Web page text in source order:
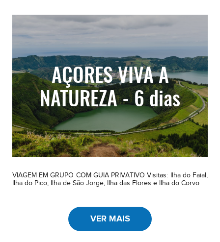
AÇORES VIVA A
NATUREZA - 6 dias
VIAGEM EM GRUPO COM GUIA PRIVATIVO Visitas: Ilha do Faial,
Ilha do Pico, Ilha de São Jorge, Ilha das Flores e Ilha do Corvo
VER MAIS